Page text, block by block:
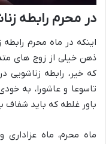
در محرم رابطه
اینکه در ماه محرم
ذهن خیلی از زوج های
که خیر، رابطه
تاسوعا و عاشورا، به
باور غلطه که باید شفاف
ماه محرم، ماه